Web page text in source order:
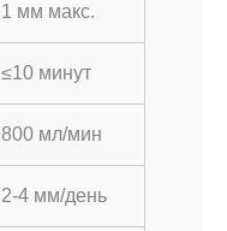
1 мм макс.
≤10 минут
800 мл/мин
2-4 мм/день